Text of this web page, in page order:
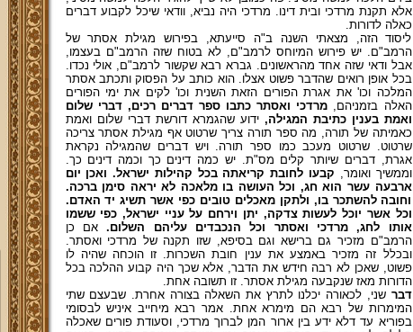
אלא תקנת מרדכי ובית דינו. מרדכי היה נביא, וודאי שיכל לקבוע דברים
כאלה לדורות.
ליסוד הזה, מצאתי השנה ב"ה סייעתא, בפירוש מגילת אסתר של
הרמב"ם. יש פירוש המיוחס לרמב"ם, לא בטוח שזה הרמב"ם בעצמו,
אבל ודאי שזה אחד מהראשונים. גברא רבא שקשור לרמב"ם, אולי נכדו.
בכל אופן רואים שהדבר פשוט אצלו. הוא כותב על הפסוק ותכתב אסתר
המלכה וכו' את אגרת הפורים הזאת השנית וכו' לקים את ימי הפורים
האלה בזמניהם, מרדכי ואסתר כתבו ספר דברים רכים, דברי שלום
ואמת בענין כתיבת המגילה, ידוע שהגמרא דורשת דברי שלום ואמת
כאמיתה של תורה, מה ספר תורה צריך שרטוט אף מגילת אסתר צריכה
שרטוט. שרטוט מעכב כמו ספר תורה. ויש דברים שהמגילה נקראת
אגרת, דברים שיותר קלים מס"ת. יש כמה דינים כך וכמה דינים כך.
וממשיך ואומר, קבעו לחובת קריאתה בכל קהילות ישראל. ואכן יום
ארבעה עשר הוא חג, וכל העושה בו מלאכה לא יראה סימן ברכה.
וחובה להשתכר בו, ולתקן מאכלים טובים כפי אשר תשיג יד האדם.
וכל אשר יוכל לעשות צדקה, יתן וירחם על עניי ישראל, כפי ששמו
אותו לחג, מרדכי ואסתר וכל הנכבדים עליהם השלום.אם כן
הרמב"ם מזכיר גם ברישא וגם בסיפא, שזו תקנה של מרדכי ואסתר.
ובכלל זה מזכיר באמצע את ענין חובת השכרות. זו הוכחה שהיה לו
פשוט, שאכן לא רבה חידש את הדבר, אלא שכך היה קבוע ההלכה בכל
הדורות מאז שנקבעה מגילת אסתר. זו תשובה אחת.
דבר שני, לכאורה יכלנו לתרץ את השאלה בצורה אחרת. שבעצם שתי
המימרות של רבא הם מימרא אחת. אמר רבא מיחייב איניש לבסומי
בפוריא עד דלא ידע בין ארור המן לברוך מרדכי, וסעודת פורים שאכלה